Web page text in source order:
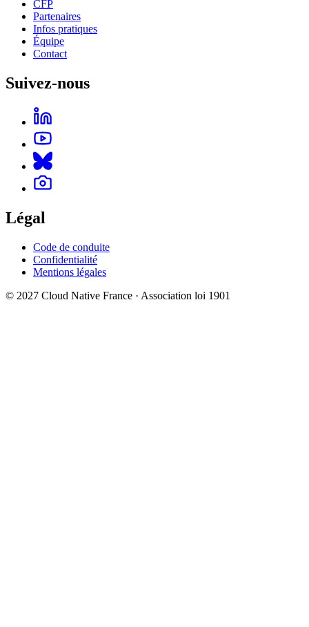
CFP
Partenaires
Infos pratiques
Équipe
Contact
Suivez-nous
Légal
Code de conduite
Confidentialité
Mentions légales
© 2027 Cloud Native France · Association loi 1901